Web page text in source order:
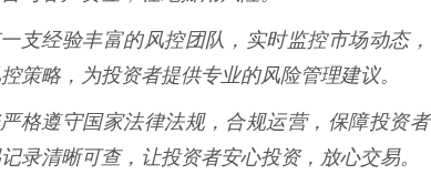
支经验丰富的风控团队，实时监控市场动态，
策略，为投资者提供专业的风险管理建议。
格遵守国家法律法规，合规运营，保障投资者
录清晰可查，让投资者安心投资，放心交易。